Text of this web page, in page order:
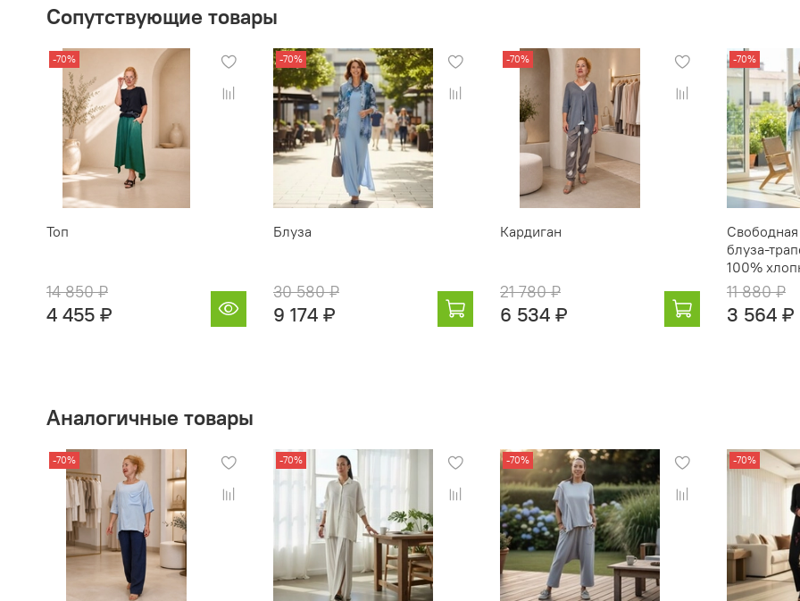
Сопутствующие товары
-70%
Топ
14 850 ₽
4 455 ₽
-70%
Блуза
30 580 ₽
9 174 ₽
-70%
Кардиган
21 780 ₽
6 534 ₽
-70%
Свободная
100%
11 880 ₽
3 564 ₽
Аналогичные товары
-70% -70% -70% -70%